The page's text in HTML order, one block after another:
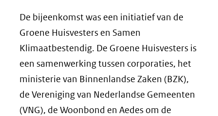
De bijeenkomst was een initiatief van de
Groene Huisvesters en Samen
Klimaatbestendig. De Groene Huisvesters is
een samenwerking tussen corporaties, het
ministerie van Binnenlandse Zaken (BZK),
de Vereniging van Nederlandse Gemeenten
(VNG), de Woonbond en Aedes om de